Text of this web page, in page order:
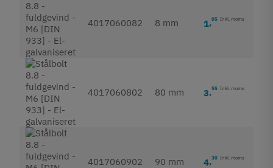
4017060082 8 mm 1,05 Inkl. moms
4017060802 80 mm 3,55 Inkl. moms
4017060902 90 mm 4,30 Inkl. moms